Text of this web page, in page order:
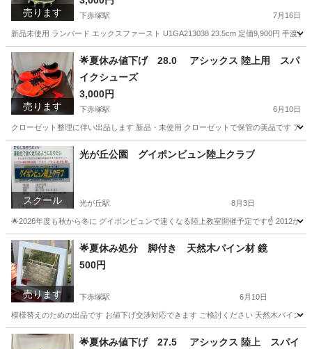
売ります 下赤塚駅 7月16日
新品未使用 ランバード エックスファースト U1GA213038 23.5cm 定価9,900円 手渡し
東京 板橋区 下赤塚駅 ランニング、ジョギング ランバード
売ります
🌟夏休み値下げ 28.0 アシックス 陸上用 スパ
イクシューズ
3,000円
下赤塚駅 6月10日
クローゼット整理に伴い出品します 新品・未使用 クローゼットで保管の美品です ア
東京 板橋区 下赤塚駅 ランニング、ジョギング
スクール
光が丘公園 グイポンビュン陸上クラブ
光が丘駅 8月3日
🌟2026年度も秋から冬に グイポンビュンで速くなる陸上教室開催予定です☝️ 2012か
東京 練馬区 光が丘駅 かけっこ 陸上
売ります
🌟夏休み処分 脚付き 天然木パイン材 鏡
500円
下赤塚駅 6月10日
模様替えのための出品です お値下げ交渉対応できます ご検討ください 天然木パイン
東京 板橋区 下赤塚駅 ミラー/鏡
🌟夏休み値下げ 27.5 アシックス 陸上 スパイ